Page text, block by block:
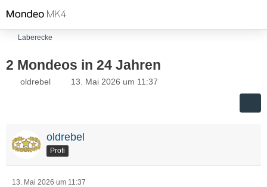
Laberecke
2 Mondeos in 24 Jahren
oldrebel 13. Mai 2026 um 11:37
oldrebel
Profi
13. Mai 2026 um 11:37